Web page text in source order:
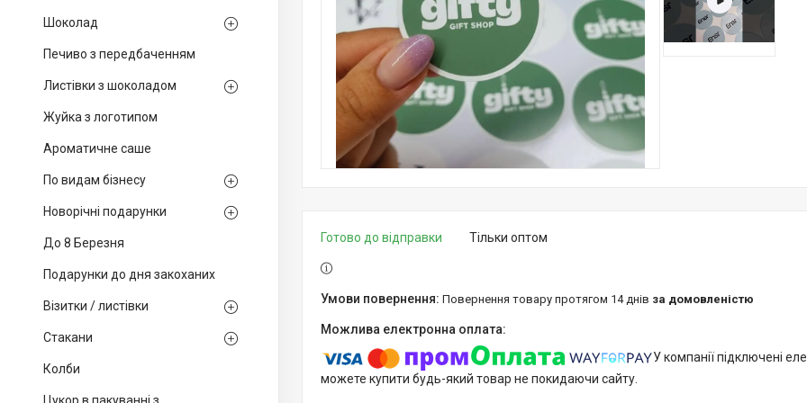
Шоколад
Печиво з передбаченням
Листівки з шоколадом
Жуйка з логотипом
Ароматичне саше
По видам бізнесу
Новорічні подарунки
До 8 Березня
Подарунки до дня закоханих
Візитки / листівки
Стакани
Колби
Готово до відправки Тільки оптом
повернення товару протягом 14 днів за домовленістю
У компанії підключені
можете купити будь-який товар не покидаючи сайту.